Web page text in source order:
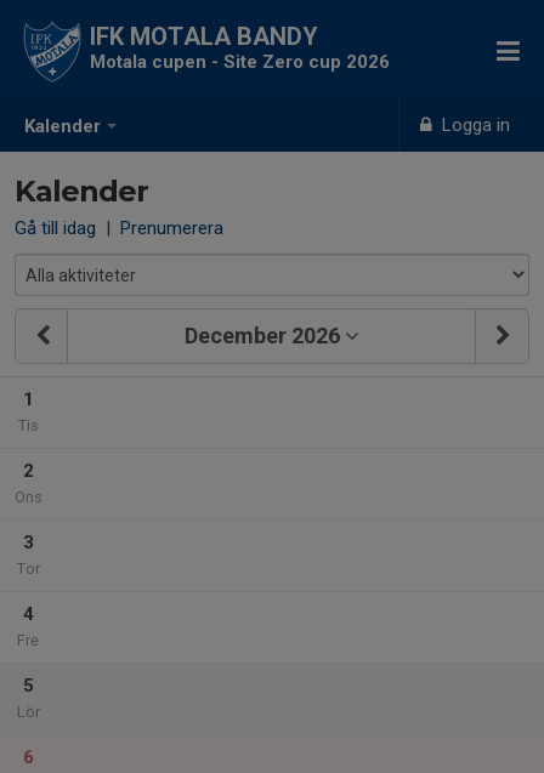
Kalender Logga in
IFK MOTALA BANDY
Motala cupen - Site Zero cup 2026
Kalender
Gå till idag | Prenumerera
December 2026
1
Tis
2
Ons
3
Tor
4
Fre
5
Lör
6